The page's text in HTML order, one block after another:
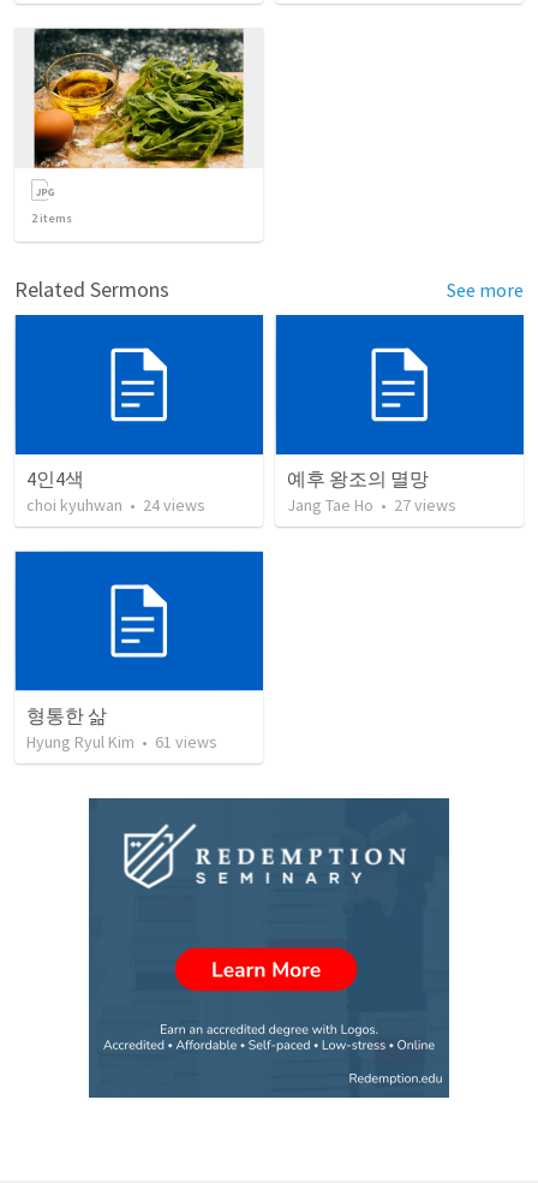
2items
Related Sermons See more
4인4색
choi kyuhwan • 24views
예후 왕조의 멸망
Jang Tae Ho • 27views
형통한 삶
Hyung Ryul Kim • 61 views